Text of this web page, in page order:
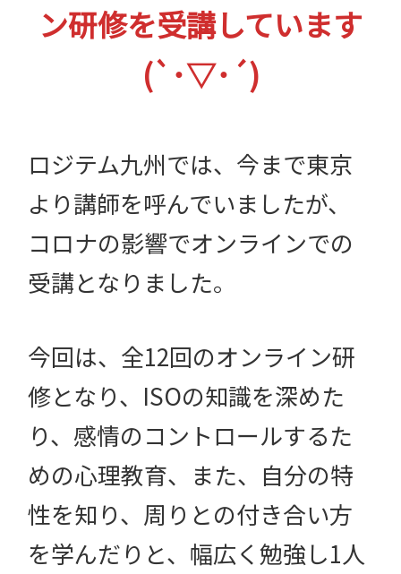
ン研修を受講しています
(`･▽･´)
ロジテム九州では、今まで東京
より講師を呼んでいましたが、
コロナの影響でオンラインでの
受講となりました。
今回は、全12回のオンライン研
修となり、ISOの知識を深めた
り、感情のコントロールするた
めの心理教育、また、自分の特
性を知り、周りとの付き合い方
を学んだりと、幅広く勉強し1人